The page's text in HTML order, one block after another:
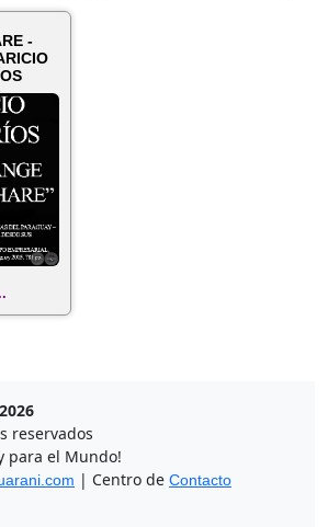
-
reservados
para el Mundo!
| Centro de Contacto